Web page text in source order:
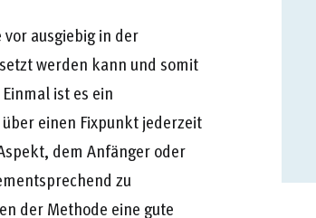
vor ausgiebig in der
werden kann und somit
ist es ein
einen Fixpunkt jederzeit
dem Anfänger oder
zu
der Methode eine gute